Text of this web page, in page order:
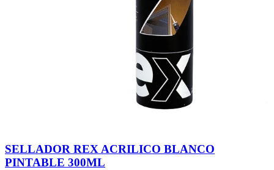
SELLADOR REX ACRILICO BLANCO
PINTABLE 300ML